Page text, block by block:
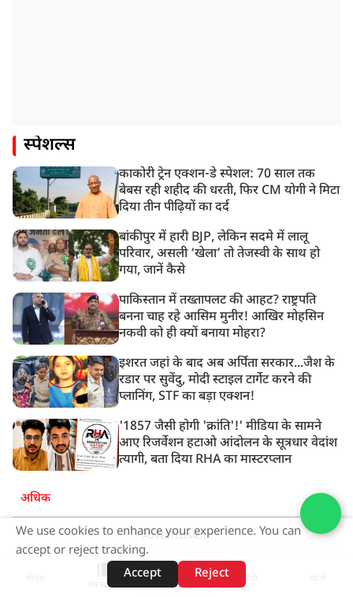
स्पेशल्स
काकोरी ट्रेन एक्शन-डे स्पेशल: 70 साल तक
बेबस रही शहीद की धरती, फिर CM योगी ने मिटा
दिया तीन पीढ़ियों का दर्द
बांकीपुर में हारी BJP, लेकिन सदमे में लालू
परिवार, असली ‘खेला’ तो तेजस्वी के साथ हो
गया, जानें कैसे
पाकिस्तान में तख्तापलट की आहट? राष्ट्रपति
बनना चाह रहे आसिम मुनीर! आखिर मोहसिन
नकवी को ही क्यों बनाया मोहरा?
इशरत जहां के बाद अब अर्पिता सरकार...जैश के
रडार पर सुवेंदु, मोदी स्टाइल टार्गेट करने की
प्लानिंग, STF का बड़ा एक्शन!
'1857 जैसी होगी 'क्रांति'!' मीडिया के सामने
आए रिजर्वेशन हटाओ आंदोलन के सूत्रधार वेदांश
त्यागी, बता दिया RHA का मास्टरप्लान
अधिक
ADVERTISEMENT
वेब स्टोरीज़
We use cookies to enhance your experience. You can
accept or reject tracking.
Accept
Reject